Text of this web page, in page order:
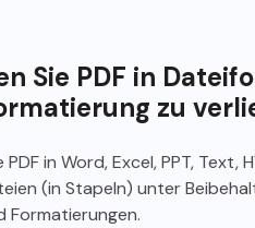
Sie PDF in
zu
in Word, Excel, PPT, Text,
(in Stapeln) unter
Formatierungen.